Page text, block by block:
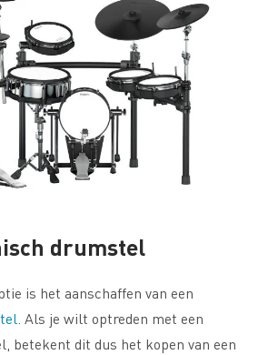
drumstel
is het aanschaffen van een
. Als je wilt optreden met een
betekent dit dus het kopen van een